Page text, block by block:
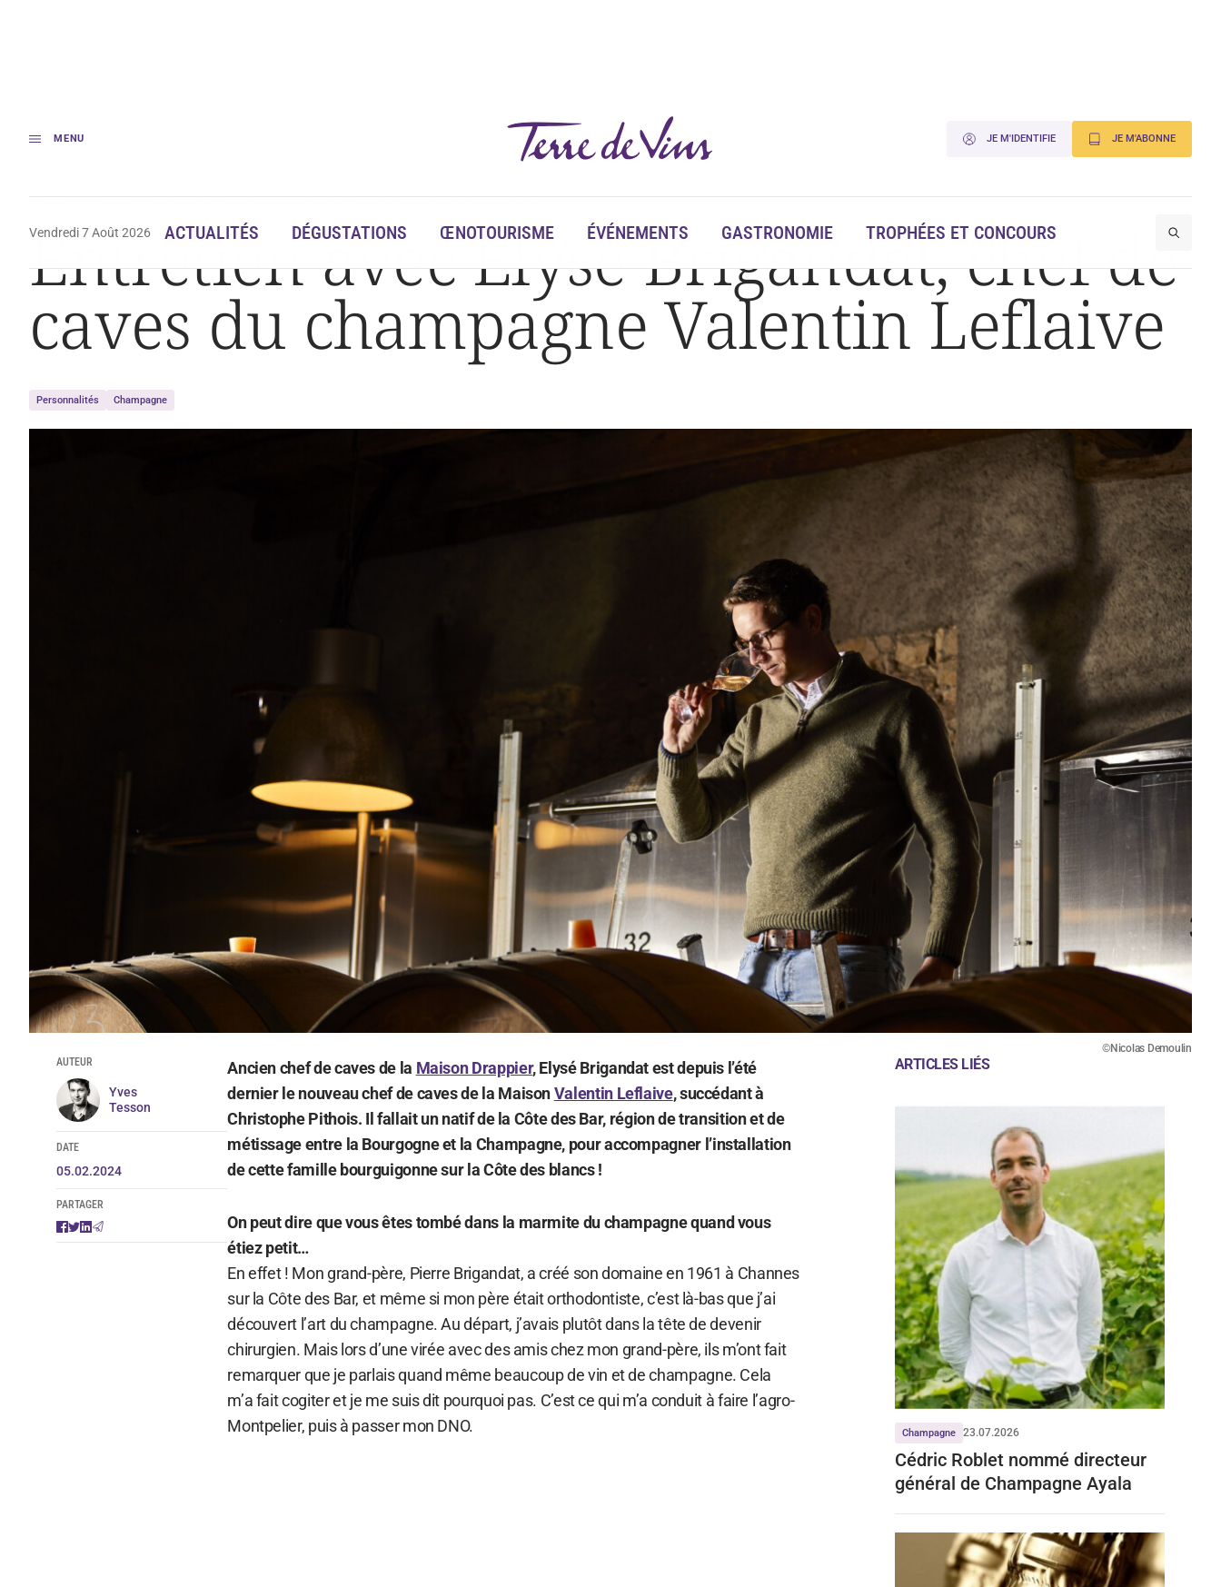
MENU JE M'IDENTIFIE JE M'ABONNE
Vendredi 7 Août 2026 ACTUALITÉS DÉGUSTATIONS ŒNOTOURISME ÉVÉNEMENTS GASTRONOMIE TROPHÉES ET CONCOURS
Accueil Actualités Entretien avec Elysé Brigandat, chef de caves du champagne Valentin Leflaive
Entretien avec Elysé Brigandat, chef de
caves du champagne Valentin Leflaive
Personnalités Champagne
©Nicolas Demoulin
AUTEUR
Yves
Tesson
DATE
05.02.2024
PARTAGER
Ancien chef de caves de la Maison Drappier, Elysé Brigandat est depuis l’été
dernier le nouveau chef de caves de la MaisonValentin Leflaive, succédant à
Christophe Pithois. Il fallait un natif de la Côte des Bar, région de transition et de
métissage entre la Bourgogne et la Champagne, pour accompagner l’installation
de cette famille bourguigonne sur la Côte des blancs !
On peut dire que vous êtes tombé dans la marmite du champagne quand vous
étiez petit…
En effet ! Mon grand-père, Pierre Brigandat, a créé son domaine en 1961 à Channes
sur la Côte des Bar, et même si mon père était orthodontiste, c’est là-bas que j’ai
découvert l’art du champagne. Au départ, j’avais plutôt dans la tête de devenir
chirurgien. Mais lors d’une virée avec des amis chez mon grand-père, ils m’ont fait
remarquer que je parlais quand même beaucoup de vin et de champagne. Cela
m’a fait cogiter et je me suis dit pourquoi pas. C’est ce qui m’a conduit à faire l’agro-
Montpelier, puis à passer mon DNO.
ARTICLES LIÉS
Champagne 23.07.2026
Cédric Roblet nommé directeur
général de Champagne Ayala